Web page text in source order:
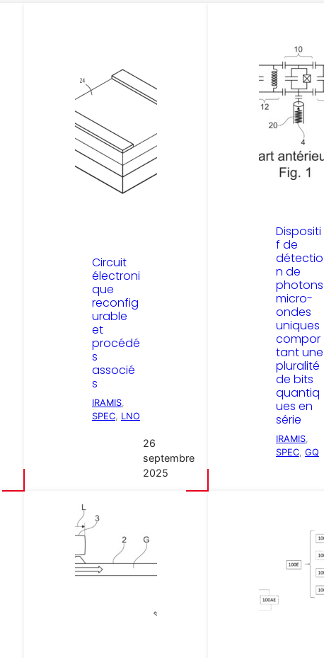
Circuit
électroni
que
reconfig
urable
et
procédé
s
associé
s
IRAMIS
SPEC LNO
26
septembre
2025
Dispositi
f de
détectio
n de
photons
micro-
ondes
uniques
compor
tant une
pluralité
de bits
quantiq
ues en
série
IRAMIS
SPEC GQ